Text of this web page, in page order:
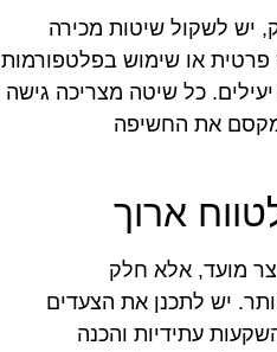
יש לשקול שיטות מכירה
או שימוש בפלטפורמות
יעילים. כל שיטה מצריכה גישה
את החשיפה
ארוך
מועד, אלא חלק
יש לתכנן את הצעדים
עתידיות והכנה